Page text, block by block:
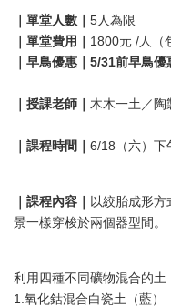
｜單堂人數｜ 5人為限
｜單堂費用｜ 1800元 /人（
｜早鳥優惠｜5/31前早鳥優
｜授課老師｜ 木木一土／陶
｜課程時間｜ 6/18（六）
｜課程內容｜
以絞胎成形
景一樣穿梭於兩個器型間。
利用四種不同礦物混合的土
1.氧化鈷混合白瓷土（藍）